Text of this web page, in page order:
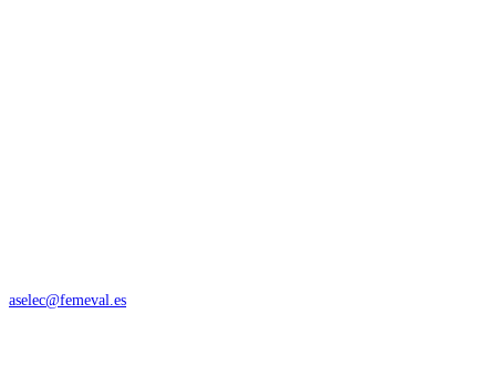
aselec@femeval.es